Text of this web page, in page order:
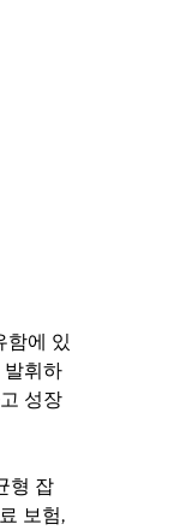
함에 있
발휘하
성장
형 잡
보험,